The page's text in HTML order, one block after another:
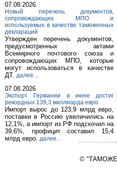
07.08.2026
Новый перечень документов,
сопровождающих МПО и
используемых в качестве таможенных
деклараций
Утвержден перечень документов,
предусмотренных актами
Всемирного почтового союза и
сопровождающих МПО, которые
могут использоваться в качестве
ДТ. далее...
07.08.2026
Экспорт Германии в июне достиг
рекордных 139,3 миллиарда евро
Импорт вырос до 123,9 млрд евро,
поставки в Россию увеличились на
12,1%, а импорт из РФ подскочил на
39,6%, профицит составил 15,4
млрд евро. далее...
©